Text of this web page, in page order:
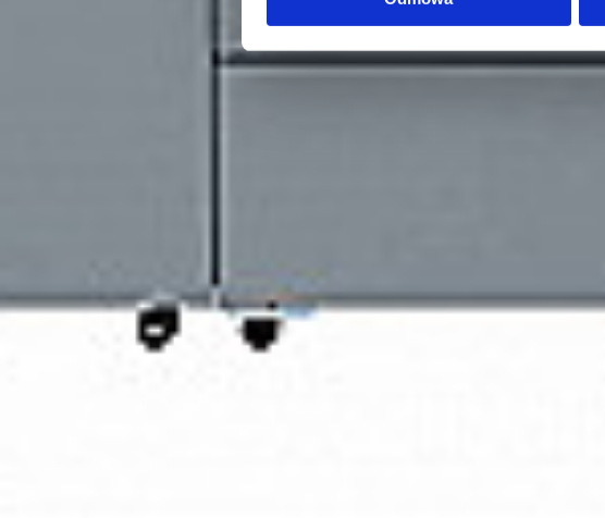
Rozwiązania wielkoformatowe